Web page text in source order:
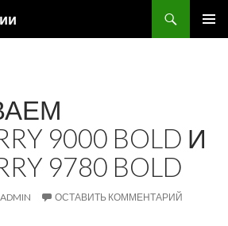
9000 BOLD И
9780 BOLD
ADMIN ОСТАВИТЬ КОММЕНТАРИЙ